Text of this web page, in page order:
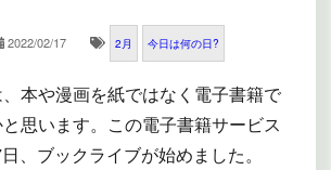
2022/02/17 2月 今日は何の日?
本や漫画を紙ではなく電子書籍で
思います。この電子書籍サービス
、ブックライブが始めました。